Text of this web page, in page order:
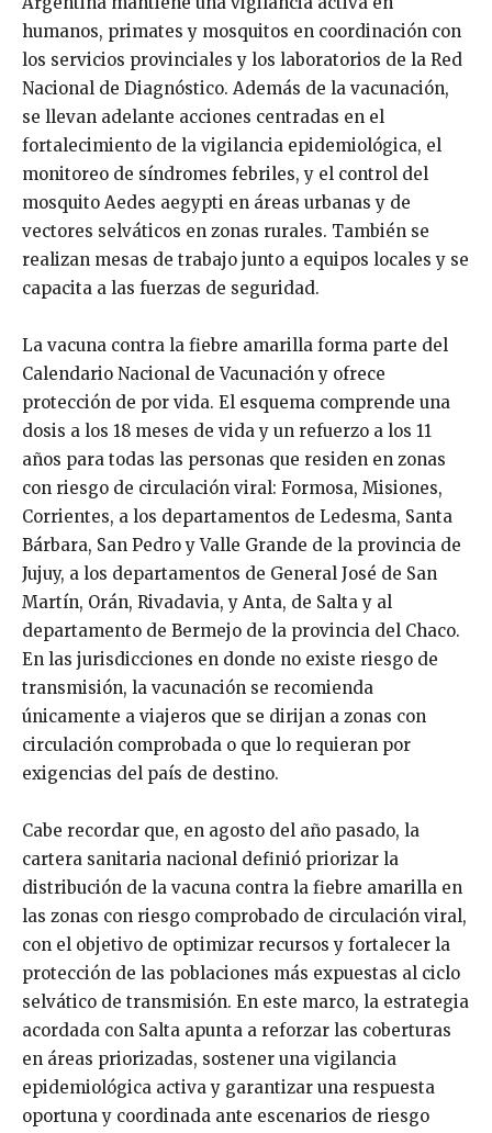
humanos, primates y mosquitos en coordinación con
los servicios provinciales y los laboratorios de la Red
Nacional de Diagnóstico. Además de la vacunación,
se llevan adelante acciones centradas en el
fortalecimiento de la vigilancia epidemiológica, el
monitoreo de síndromes febriles, y el control del
mosquito Aedes aegypti en áreas urbanas y de
vectores selváticos en zonas rurales. También se
realizan mesas de trabajo junto a equipos locales y se
capacita a las fuerzas de seguridad.
La vacuna contra la fiebre amarilla forma parte del
Calendario Nacional de Vacunación y ofrece
protección de por vida. El esquema comprende una
dosis a los 18 meses de vida y un refuerzo a los 11
años para todas las personas que residen en zonas
con riesgo de circulación viral: Formosa, Misiones,
Corrientes, a los departamentos de Ledesma, Santa
Bárbara, San Pedro y Valle Grande de la provincia de
Jujuy, a los departamentos de General José de San
Martín, Orán, Rivadavia, y Anta, de Salta y al
departamento de Bermejo de la provincia del Chaco.
En las jurisdicciones en donde no existe riesgo de
transmisión, la vacunación se recomienda
únicamente a viajeros que se dirijan a zonas con
circulación comprobada o que lo requieran por
exigencias del país de destino.
Cabe recordar que, en agosto del año pasado, la
cartera sanitaria nacional definió priorizar la
distribución de la vacuna contra la fiebre amarilla en
las zonas con riesgo comprobado de circulación viral,
con el objetivo de optimizar recursos y fortalecer la
protección de las poblaciones más expuestas al ciclo
selvático de transmisión. En este marco, la estrategia
acordada con Salta apunta a reforzar las coberturas
en áreas priorizadas, sostener una vigilancia
epidemiológica activa y garantizar una respuesta
oportuna y coordinada ante escenarios de riesgo